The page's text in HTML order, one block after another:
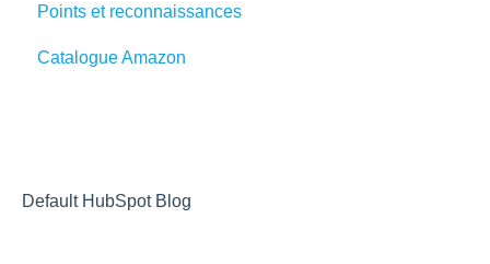
Points et reconnaissances
Catalogue Amazon
Default HubSpot Blog